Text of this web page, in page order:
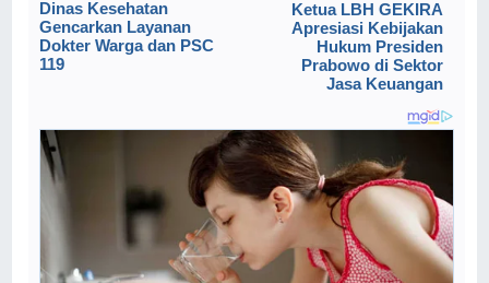
Dinas Kesehatan
Gencarkan Layanan
Dokter Warga dan PSC
119
Ketua LBH GEKIRA
Apresiasi Kebijakan
Hukum Presiden
Prabowo di Sektor
Jasa Keuangan